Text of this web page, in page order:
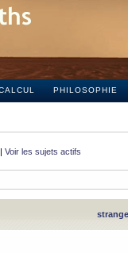
PHILOSOPHIE
| Voir les sujets actifs